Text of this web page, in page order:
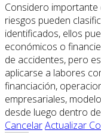
Considero importante
riesgos pueden
identificados, ellos
económicos o
de accidentes, pero
aplicarse a labores
financiación,
empresariales,
desde luego dentro
CancelarActualizar